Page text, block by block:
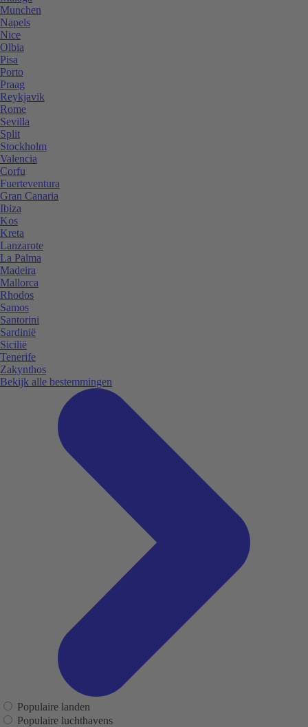
Munchen
Napels
Nice
Olbia
Pisa
Porto
Praag
Reykjavik
Rome
Sevilla
Split
Stockholm
Valencia
Corfu
Fuerteventura
Gran Canaria
Ibiza
Kos
Kreta
Lanzarote
La Palma
Madeira
Mallorca
Rhodos
Samos
Santorini
Sardinië
Sicilië
Tenerife
Zakynthos
Bekijk alle bestemmingen
Populaire landen
Populaire luchthavens